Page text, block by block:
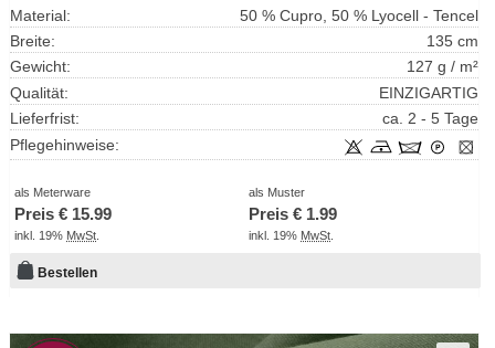
Material:
50 % Cupro, 50 % Lyocell - Tencel
Breite:
135 cm
Gewicht:
127 g / m²
Qualität:
EINZIGARTIG
Lieferfrist:
ca. 2 - 5 Tage
Pflegehinweise:
als Meterware
Preis € 15.99
inkl. 19% MwSt
als Muster
Preis € 1.99
inkl. 19% MwSt
Bestellen